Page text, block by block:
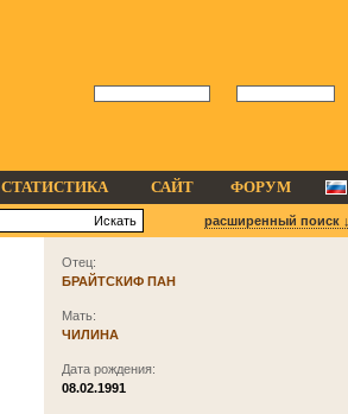
СТАТИСТИКА САЙТ ФОРУМ
расширенный поиск ↓
Отец:
БРАЙТСКИФ ПАН
Мать:
ЧИЛИНА
Дата рождения:
08.02.1991